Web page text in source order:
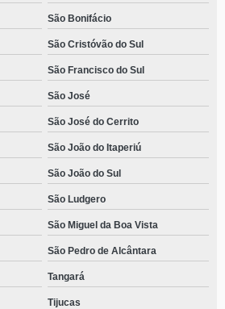
São Bonifácio
São Cristóvão do Sul
São Francisco do Sul
São José
São José do Cerrito
São João do Itaperiú
São João do Sul
São Ludgero
São Miguel da Boa Vista
São Pedro de Alcântara
Tangará
Tijucas